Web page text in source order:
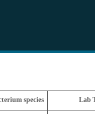
Lab
species